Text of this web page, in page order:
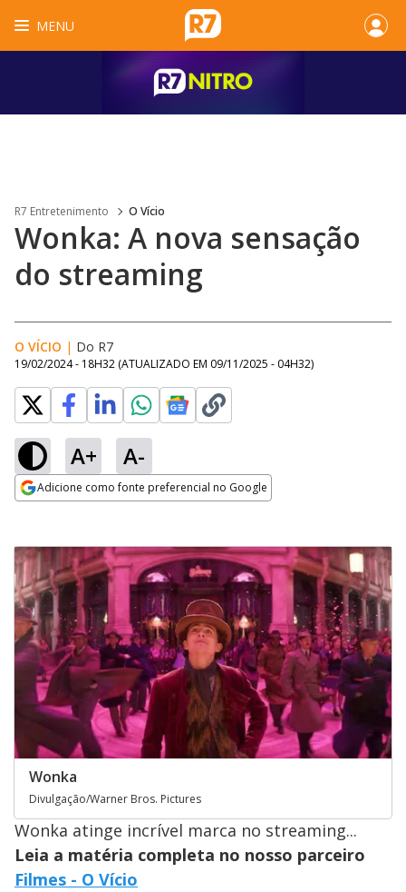
MENU
R7 Entretenimento O Vício
Wonka: A nova sensação
do streaming
O VÍCIO | Do R7
19/02/2024 - 18H32 (ATUALIZADO EM 09/11/2025 - 04H32)
A+ A-
Adicione como fonte preferencial no Google
Wonka
Divulgação/Warner Bros. Pictures
Wonka atinge incrível marca no streaming...
Leia a matéria completa no nosso parceiro
Filmes - O Vício